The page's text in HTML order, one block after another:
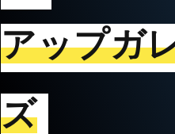
アップガ
ズ